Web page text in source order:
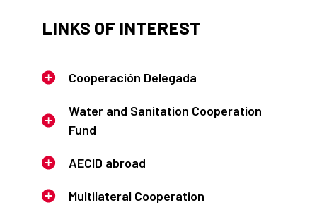
LINKS OF INTEREST
Cooperación Delegada
Water and Sanitation Cooperation
Fund
AECID abroad
Multilateral Cooperation